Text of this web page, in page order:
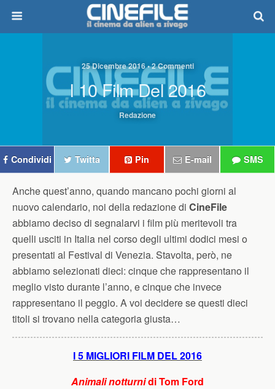
25 Dicembre 2016 • 2 Commenti
I 10 Film Del 2016
Redazione
Condividi Twitta Pin E-mail SMS
Anche quest’anno, quando mancano pochi giorni al
nuovo calendario, noi della redazione di CineFile
abbiamo deciso di segnalarvi i film più meritevoli tra
quelli usciti in Italia nel corso degli ultimi dodici mesi o
presentati al Festival di Venezia. Stavolta, però, ne
abbiamo selezionati dieci: cinque che rappresentano il
meglio visto durante l’anno, e cinque che invece
rappresentano il peggio. A voi decidere se questi dieci
titoli si trovano nella categoria giusta…
I 5 MIGLIORI FILM DEL 2016
Animali notturnidi Tom Ford